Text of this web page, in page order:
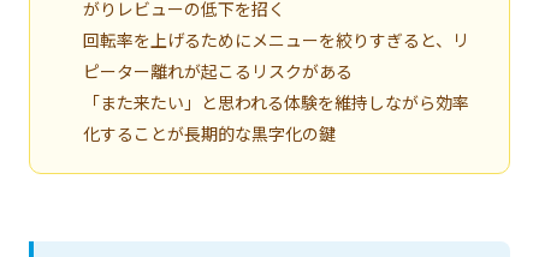
がりレビューの低下を招く
回転率を上げるためにメニューを絞りすぎると、リ
ピーター離れが起こるリスクがある
「また来たい」と思われる体験を維持しながら効率
化することが長期的な黒字化の鍵